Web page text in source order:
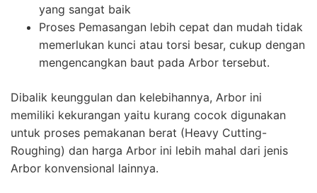
yang sangat baik
Proses Pemasangan lebih cepat dan mudah tidak
memerlukan kunci atau torsi besar, cukup dengan
mengencangkan baut pada Arbor tersebut.
Dibalik keunggulan dan kelebihannya, Arbor ini
memiliki kekurangan yaitu kurang cocok digunakan
untuk proses pemakanan berat (Heavy Cutting-
Roughing) dan harga Arbor ini lebih mahal dari jenis
Arbor konvensional lainnya.